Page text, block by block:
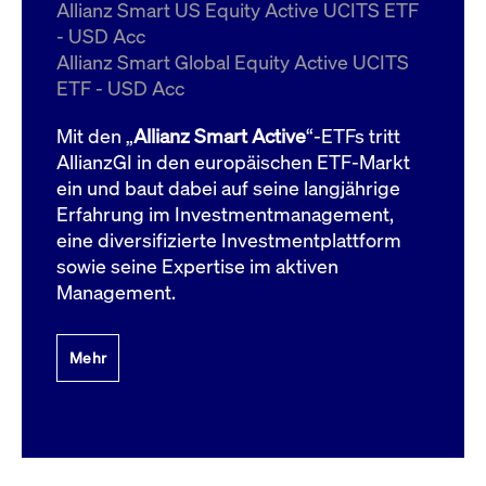
Allianz Smart US Equity Active UCITS ETF
- USD Acc
Allianz Smart Global Equity Active UCITS
ETF - USD Acc
Mit den „Allianz Smart Active“-ETFs tritt
AllianzGI in den europäischen ETF-Markt
ein und baut dabei auf seine langjährige
Erfahrung im Investmentmanagement,
eine diversifizierte Investmentplattform
sowie seine Expertise im aktiven
Management.
Mehr
ApplicationGatewayAffinityCORS
boerse.com
Domain
bis